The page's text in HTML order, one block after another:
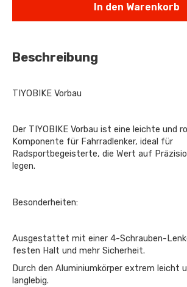
In den Warenkorb
Beschreibung
TIYOBIKE Vorbau
Der TIYOBIKE Vorbau ist eine leichte und
Komponente für Fahrradlenker, ideal für
Radsportbegeisterte, die Wert auf
legen.
Besonderheiten:
Ausgestattet mit einer 4-Schrauben-
festen Halt und mehr Sicherheit.
Durch den Aluminiumkörper extrem leicht
langlebig.